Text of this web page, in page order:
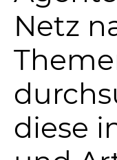
Netz
diese